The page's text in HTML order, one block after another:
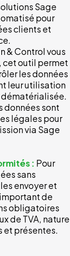
Sage
pour
clients et
& Control vous
cet outil permet
les données
leur utilisation
dématérialisée.
données sont
légales pour
via Sage
: Pour
sans
envoyer et
de
obligatoires
de TVA, nature
et présentes.